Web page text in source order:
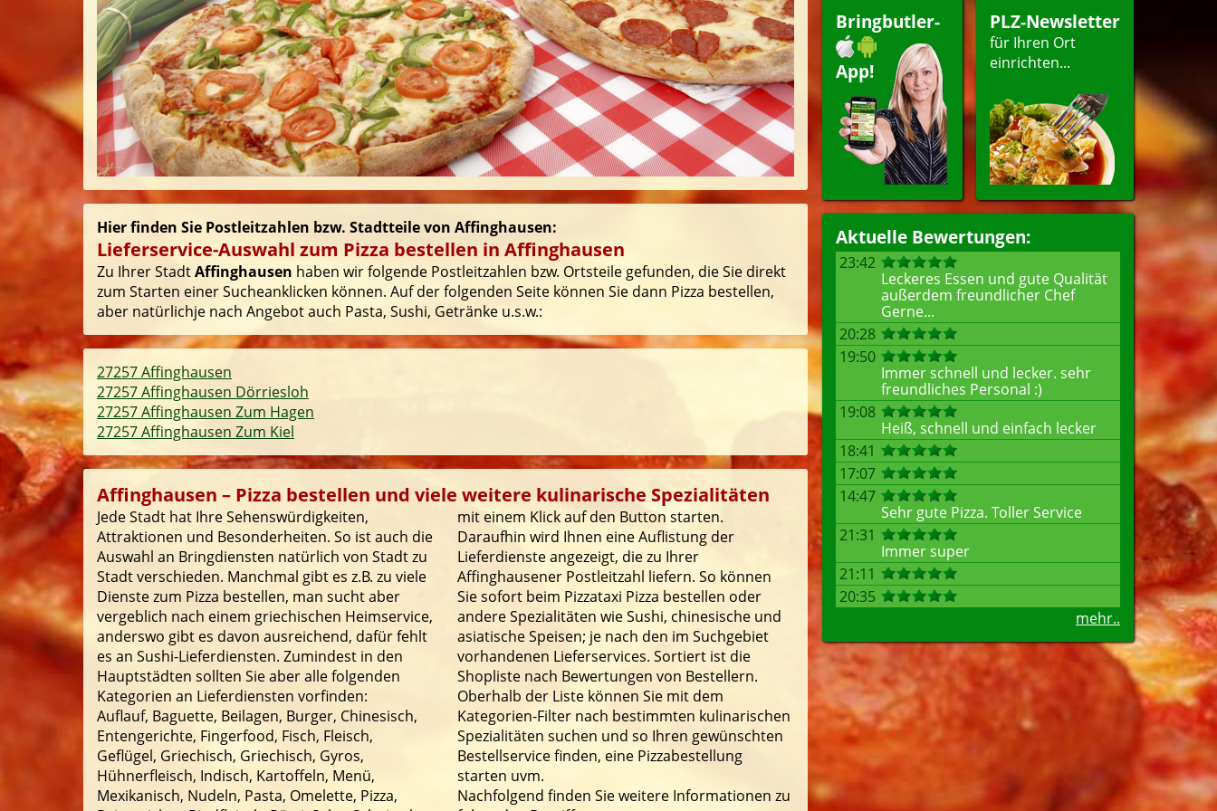
Bringbutler-
App!
PLZ-Newsletter
für Ihren Ort
einrichten...
Aktuelle Bewertungen:
23:42
Leckeres Essen und gute Qualität
außerdem freundlicher Chef
Gerne...
20:28
19:50
Immer schnell und lecker. sehr
freundliches Personal :)
19:08
Heiß, schnell und einfach lecker
18:41
17:07
14:47
Sehr gute Pizza. Toller Service
21:31
Immer super
21:11
20:35
mehr..
Hier finden Sie Postleitzahlen bzw. Stadtteile von Affinghausen:
Lieferservice-Auswahl zum Pizza bestellen in Affinghausen
Zu Ihrer StadtAffinghausen haben wir folgende Postleitzahlen bzw. Ortsteile gefunden, die Sie direkt
zum Starten einer Sucheanklicken können. Auf der folgenden Seite können Sie dann Pizza bestellen,
aber natürlichje nach Angebot auch Pasta, Sushi, Getränke u.s.w.:
27257 Affinghausen
27257 Affinghausen Dörriesloh
27257 Affinghausen Zum Hagen
27257 Affinghausen Zum Kiel
Affinghausen – Pizza bestellen und viele weitere kulinarische Spezialitäten
Jede Stadt hat Ihre Sehenswürdigkeiten,
Attraktionen und Besonderheiten. So ist auch die
Auswahl an Bringdiensten natürlich von Stadt zu
Stadt verschieden. Manchmal gibt es z.B. zu viele
Dienste zum Pizza bestellen, man sucht aber
vergeblich nach einem griechischen Heimservice,
anderswo gibt es davon ausreichend, dafür fehlt
es an Sushi-Lieferdiensten. Zumindest in den
Hauptstädten sollten Sie aber alle folgenden
Kategorien an Lieferdiensten vorfinden:
Auflauf, Baguette, Beilagen, Burger, Chinesisch,
Entengerichte, Fingerfood, Fisch, Fleisch,
Geflügel, Griechisch, Griechisch, Gyros,
Hühnerfleisch, Indisch, Kartoffeln, Menü,
Mexikanisch, Nudeln, Pasta, Omelette, Pizza,
mit einem Klick auf den Button starten.
Daraufhin wird Ihnen eine Auflistung der
Lieferdienste angezeigt, die zu Ihrer
Affinghausener Postleitzahl liefern. So können
Sie sofort beim Pizzataxi Pizza bestellen oder
andere Spezialitäten wie Sushi, chinesische und
asiatische Speisen; je nach den im Suchgebiet
vorhandenen Lieferservices. Sortiert ist die
Shopliste nach Bewertungen von Bestellern.
Oberhalb der Liste können Sie mit dem
Kategorien-Filter nach bestimmten kulinarischen
Spezialitäten suchen und so Ihren gewünschten
Bestellservice finden, eine Pizzabestellung
starten uvm.
Nachfolgend finden Sie weitere Informationen zu